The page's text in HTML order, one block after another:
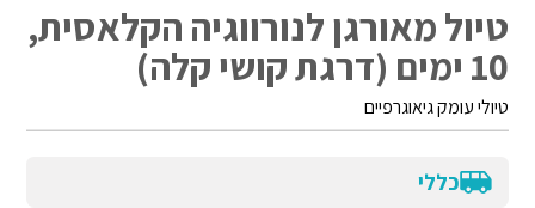
טיול מאורגן לנורווגיה הקלאסית,
10 ימים (דרגת קושי קלה)
טיולי עומק גיאוגרפיים
כללי